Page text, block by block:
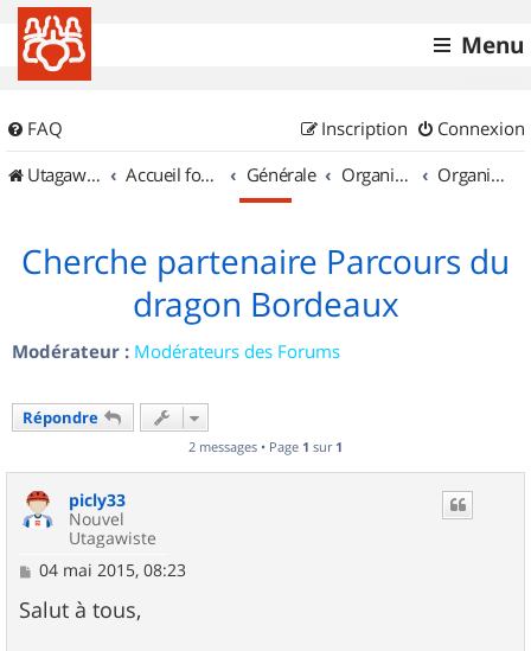
Menu
FAQ Connexion
Inscription
UtagawaVTT (Randos VTT et VTTAE avec traces GPS)
Accueil forum Générale Organisation de sorties & Recherche de partenaires Organisation de sorties en région Aquitaine
Cherche partenaire Parcours du
dragon Bordeaux
Modérateur : Modérateurs des Forums
Répondre
2 messages • Page 1 sur 1
picly33
Nouvel
Utagawiste
M
s
s
04 mai 2015, 08:23
Salut à tous,